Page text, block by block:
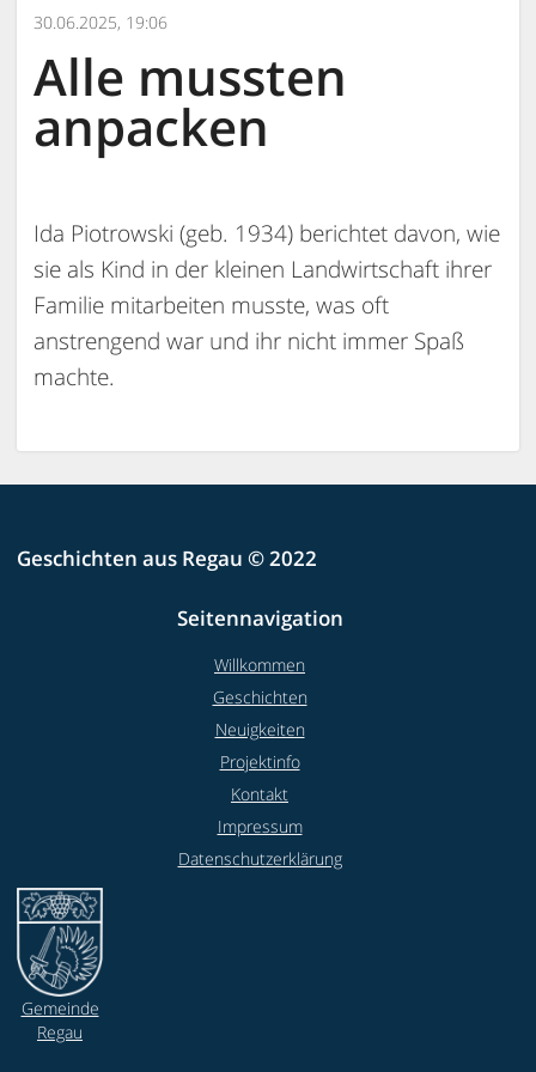
30.06.2025, 19:06
Alle mussten
anpacken
Ida Piotrowski (geb. 1934) berichtet davon, wie
sie als Kind in der kleinen Landwirtschaft ihrer
Familie mitarbeiten musste, was oft
anstrengend war und ihr nicht immer Spaß
machte.
Geschichten aus Regau © 2022
Seitennavigation
Willkommen
Geschichten
Neuigkeiten
Projektinfo
Kontakt
Impressum
Datenschutzerklärung
Gemeinde
Regau